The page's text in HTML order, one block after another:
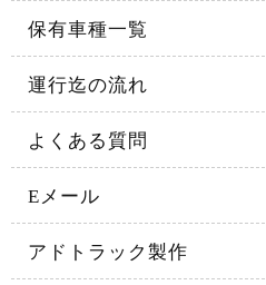
保有車種一覧
運行迄の流れ
よくある質問
Eメール
アドトラック製作